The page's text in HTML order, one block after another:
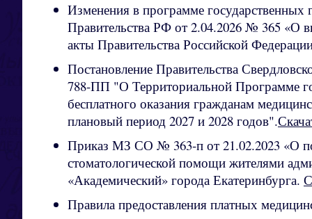
Изменения в программе государственных
Правительства РФ от 2.04.2026 № 365 «О
акты Правительства Российской
Постановление Правительства
788-ПП "О Территориальной Программе
бесплатного оказания гражданам
плановый период 2027 и 2028 годов".
Приказ МЗ СО № 363-п от 21.02.2023 «О
стоматологической помощи жителями
«Академический» города Екатеринбурга.
Правила предоставления платных